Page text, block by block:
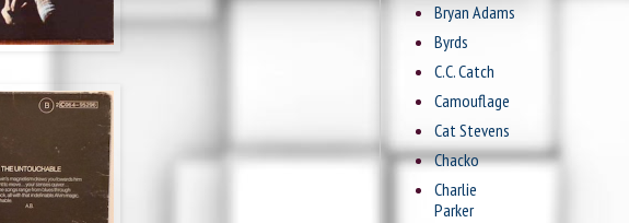
Bryan Adams
Byrds
C.C. Catch
Camouflage
Cat Stevens
Chacko
Charlie
Parker